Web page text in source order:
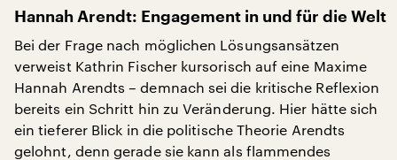
Hannah Arendt: Engagement in und für die Welt
Bei der Frage nach möglichen Lösungsansätzen
verweist Kathrin Fischer kursorisch auf eine Maxime
Hannah Arendts – demnach sei die kritische Reflexion
bereits ein Schritt hin zu Veränderung. Hier hätte sich
ein tieferer Blick in die politische Theorie Arendts
gelohnt, denn gerade sie kann als flammendes